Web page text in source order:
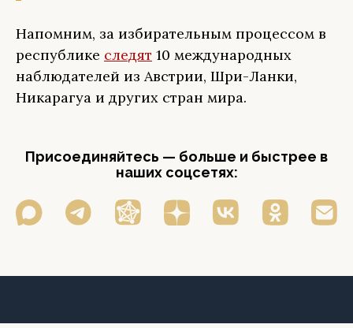
Напомним, за избирательным процессом в
республике следят 10 международных
наблюдателей из Австрии, Шри-Ланки,
Никарагуа и других стран мира.
Присоединяйтесь — больше и быстрее в
наших соцсетях: